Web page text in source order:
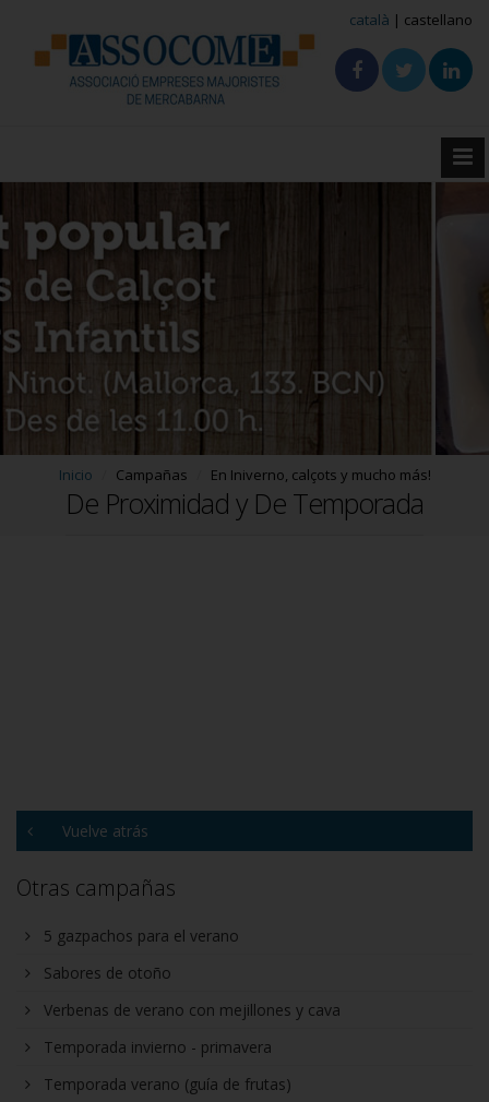
català | castellano
Inicio Campañas En Iniverno, calçots y mucho más!
De Proximidad y De Temporada
Vuelve atrás
Otras campañas
5 gazpachos para el verano
Sabores de otoño
Verbenas de verano con mejillones y cava
Temporada invierno - primavera
Temporada verano (guía de frutas)